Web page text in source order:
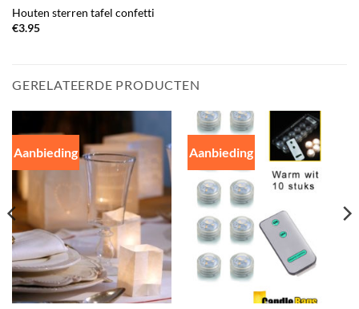
Houten sterren tafel confetti
€3.95
GERELATEERDE PRODUCTEN
Aanbieding Aanbieding